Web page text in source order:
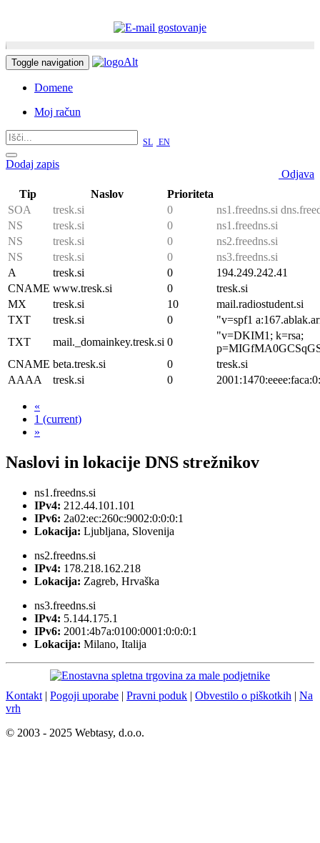
Toggle navigation
Domene
Moj račun
SL EN
Odjava
Dodaj zapis
Tip Naslov
Prioriteta
SOA
tresk.si 0
ns1.freedns.si
NS
tresk.si 0
ns1.freedns.si
NS
tresk.si 0
ns2.freedns.si
NS
tresk.si 0
ns3.freedns.si
A
tresk.si 0
194.249.242.41
CNAME www.tresk.si 0
tresk.si
MX
tresk.si 10
mail.radiostudent.si
TXT
tresk.si 0
"v=spf1
TXT
mail._domainkey.tresk.si 0
"v=DKIM1; k=rsa;
CNAME beta.tresk.si 0
tresk.si
AAAA
tresk.si 0
«
1 (current)
»
Naslovi in lokacije DNS strežnikov
ns1.freedns.si
IPv4: 212.44.101.101
IPv6: 2a02:ec:260c:9002:0:0:0:1
Lokacija: Ljubljana, Slovenija
ns2.freedns.si
IPv4: 178.218.162.218
Lokacija: Zagreb, Hrvaška
ns3.freedns.si
IPv4: 5.144.175.1
IPv6: 2001:4b7a:0100:0001:0:0:0:1
Lokacija: Milano, Italija
Kontakt | Pogoji uporabe | Pravni poduk | Obvestilo o piškotkih | Na
vrh
© 2003 - 2025 Webtasy, d.o.o.